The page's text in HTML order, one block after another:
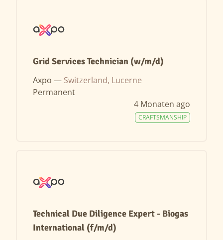
Grid Services Technician (w/m/d)
Axpo — Switzerland, Lucerne
Permanent
4 Monaten ago
CRAFTSMANSHIP
Technical Due Diligence Expert - Biogas
International (f/m/d)